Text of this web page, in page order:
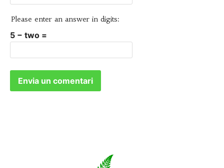
Please enter an answer in digits:
5 − two =